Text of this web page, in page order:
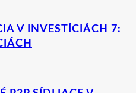
V INVESTÍCIÁCH 7: